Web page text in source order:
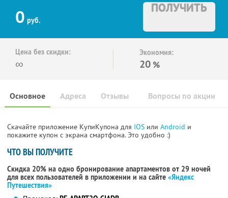
0 руб.
ПОЛУЧИТЬ
Цена без скидки:
∞
Экономия:
20 %
Основное Отзывы Вопросы по акции
Адреса
Скачайте приложение КупиКупона для IOS или Android и
покажите купон с экрана смартфона. Это удобно :)
ЧТО ВЫ ПОЛУЧИТЕ
Скидка 20% на одно бронирование апартаментов от 29 ночей
для всех пользователей в приложении и на сайте «Яндекс
Путешествия»